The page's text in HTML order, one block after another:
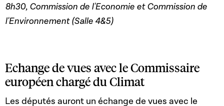
8h30, Commission de l'Economie et Commission de
l'Environnement (Salle 4&5)
Echange de vues avec le Commissaire
européen chargé du Climat
Les députés auront un échange de vues avec le